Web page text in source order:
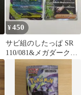
¥450
サビ組のしたっぱ SR
110/081&メガダークラ
イEX RR 046/081